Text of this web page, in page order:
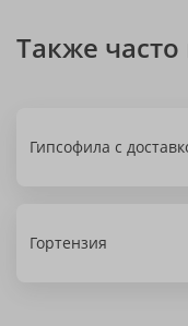
Также
Гипсофила с
Гортензия